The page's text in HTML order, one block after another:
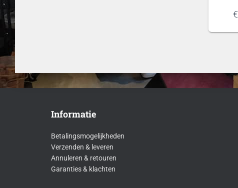
€
Informatie
Betalingsmogelijkheden
Verzenden & leveren
Annuleren & retouren
Garanties & klachten